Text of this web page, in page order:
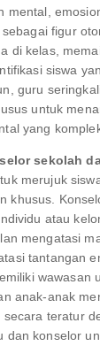
mental,
figur
di kelas,
siswa
guru
untuk
yang
sekolah
merujuk
khusus.
atau
mengatasi
tantangan
wawasan
anak-anak
teratur
dan konselor